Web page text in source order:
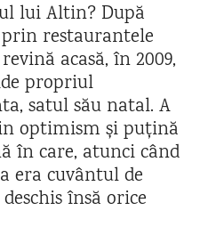
lui Altin? După
restaurantele
acasă, în 2009,
propriul
satul său natal. A
optimism și puțină
în care, atunci când
era cuvântul de
însă orice